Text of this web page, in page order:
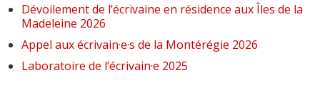
Dévoilement de l’écrivaine en résidence aux Îles de la
Madeleine 2026
Appel aux écrivain·e·s de la Montérégie 2026
Laboratoire de l’écrivain·e 2025